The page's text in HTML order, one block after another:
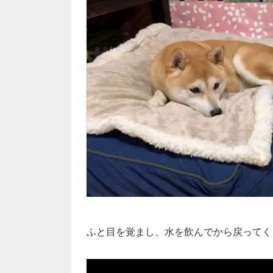
ふと目を覚まし、水を飲んでから戻って